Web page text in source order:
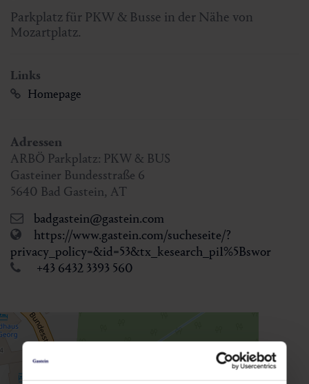
Parkplatz für PKW & Busse in der Nähe von
Mozartplatz.
Links
Homepage
Adressen
ARBÖ Parkplatz: PKW & BUS
Gasteiner Bundesstraße 6
5640 Bad Gastein, AT
badgastein@gastein.com
https://www.gastein.com/sucheseite/?
privacy_policy=&id=53&tx_kesearch_pi1%5Bswor
+43 6432 3393 560